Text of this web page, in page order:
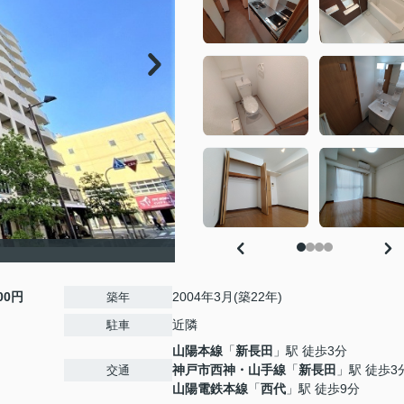
円 築年 2004年3月(築22年)
駐車 近隣
交通
山陽本線 「新長田 」駅 徒歩3分
神戸市西神・山手線 「新長田 」駅 徒歩3
山陽電鉄本線 「西代 」駅 徒歩9分